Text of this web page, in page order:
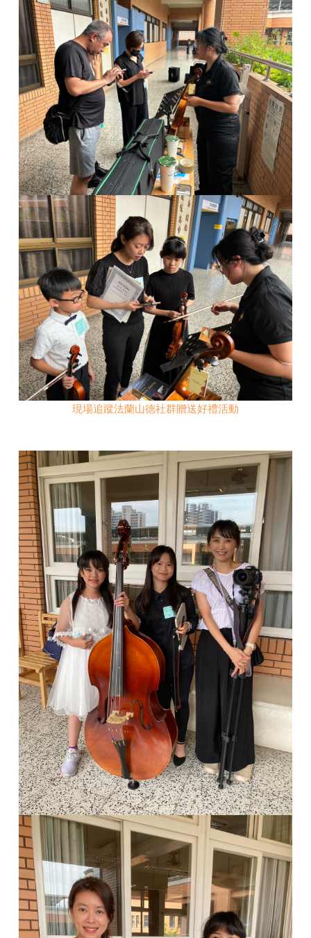
現場追蹤法蘭山德社群贈送好禮活動